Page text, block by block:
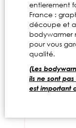
entierement
France :
découpe et
bodywarmer
pour vous
qualité.
(Les
ils ne sont
est important